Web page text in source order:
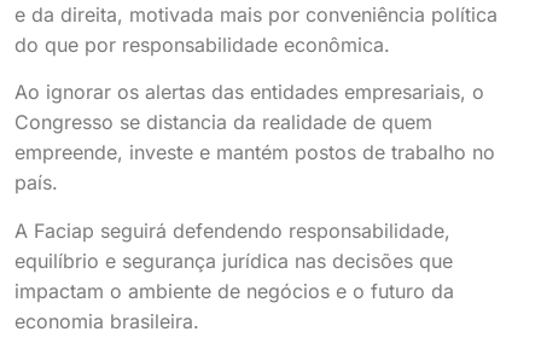
e da direita, motivada mais por conveniência política
do que por responsabilidade econômica.
Ao ignorar os alertas das entidades empresariais, o
Congresso se distancia da realidade de quem
empreende, investe e mantém postos de trabalho no
país.
A Faciap seguirá defendendo responsabilidade,
equilíbrio e segurança jurídica nas decisões que
impactam o ambiente de negócios e o futuro da
economia brasileira.